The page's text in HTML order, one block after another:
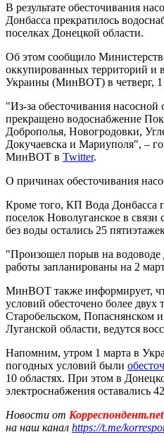
В результате обесточивания
Донбасса прекратилось
поселках Донецкой области.
Об этом сообщило
оккупированных территорий и
Украины (МинВОТ) в четверг, 1
"Из-за обесточивания
прекращено водоснабжение
Доброполья, Новогродовки,
Докучаевска и Мариуполя", –
МинВОТ в Twitter.
О причинах обесточивания
Кроме того, КП Вода Донбасса
поселок Новолуганское в
без воды остались 25
"Произошел порыв на
работы запланированы на 2
МинВОТ также информирует,
условий обесточено более двух
Старобельском, Попаснянском
Луганской области, ведутся
Напомним, утром 1 марта в
погодных условий были
10 областях. При этом в
электроснабжения оставались
Новости от Корреспондент.net
на наш канал https://t.me/